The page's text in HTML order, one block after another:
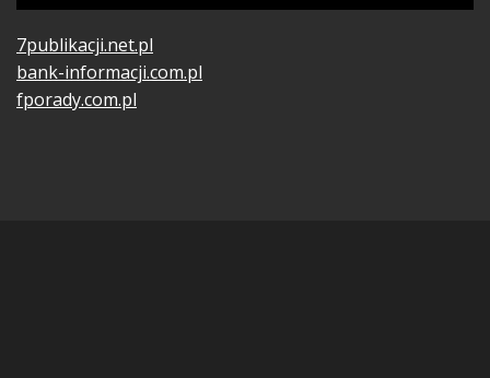
7publikacji.net.pl
bank-informacji.com.pl
fporady.com.pl